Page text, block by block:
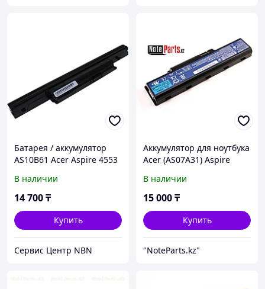
Батарея / аккумулятор
AS10B61 Acer Aspire 4553
В наличии
14 700₸
Купить
Сервис Центр NBN
Аккумулятор для ноутбука
Acer (AS07A31) Aspire
В наличии
15 000₸
Купить
"NoteParts.kz"